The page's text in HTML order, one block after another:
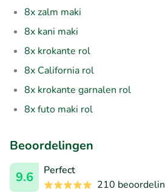
8x zalm maki
8x kani maki
8x krokante rol
8x California rol
8x krokante garnalen rol
8x futo maki rol
Beoordelingen
9.6
Perfect
210